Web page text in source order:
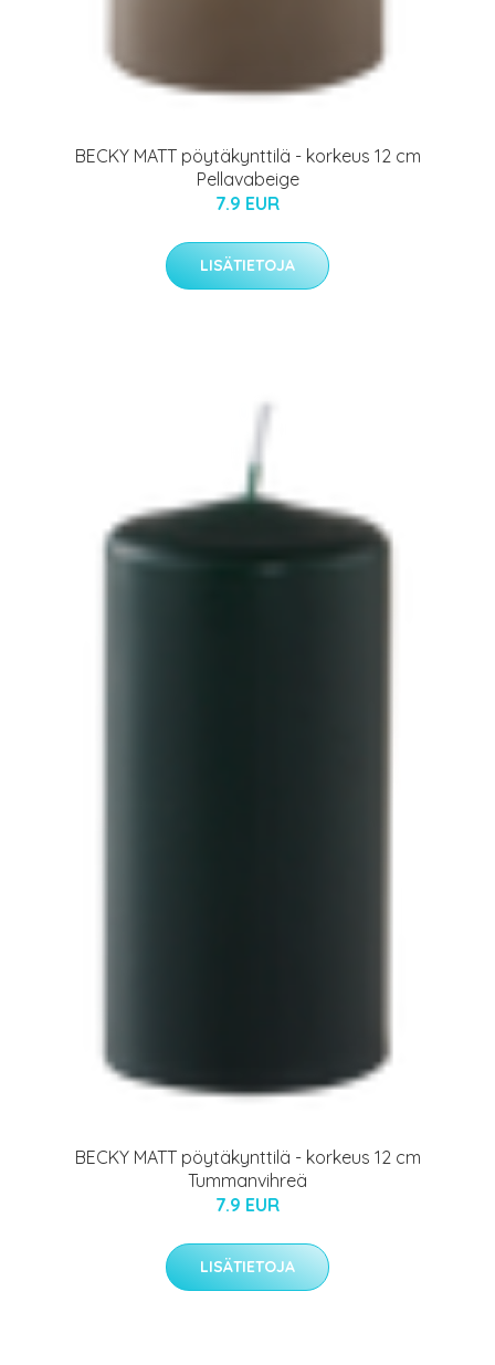
BECKY MATT pöytäkynttilä - korkeus 12 cm
Pellavabeige
7.9 EUR
LISÄTIETOJA
BECKY MATT pöytäkynttilä - korkeus 12 cm
Tummanvihreä
7.9 EUR
LISÄTIETOJA